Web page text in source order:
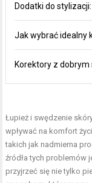
Dodatki do
Jak wybrać idealny
Korektory z
Łupież i swędzenie
wpływać na komfort
takich jak nadmierna
źródła tych problemów
przyjrzeć się nie tylko